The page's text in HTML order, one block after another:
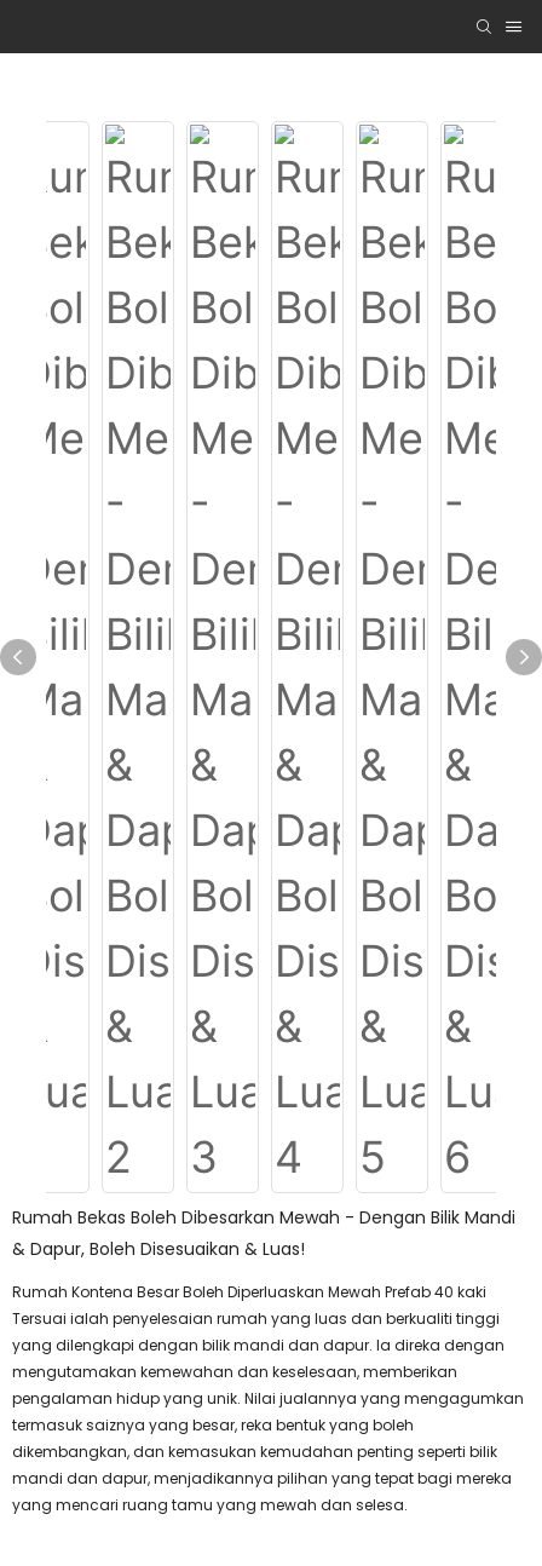
Rumah Bekas Boleh Dibesarkan Mewah - Dengan Bilik Mandi
& Dapur, Boleh Disesuaikan & Luas!
Rumah Kontena Besar Boleh Diperluaskan Mewah Prefab 40 kaki
Tersuai ialah penyelesaian rumah yang luas dan berkualiti tinggi
yang dilengkapi dengan bilik mandi dan dapur. Ia direka dengan
mengutamakan kemewahan dan keselesaan, memberikan
pengalaman hidup yang unik. Nilai jualannya yang mengagumkan
termasuk saiznya yang besar, reka bentuk yang boleh
dikembangkan, dan kemasukan kemudahan penting seperti bilik
mandi dan dapur, menjadikannya pilihan yang tepat bagi mereka
yang mencari ruang tamu yang mewah dan selesa.